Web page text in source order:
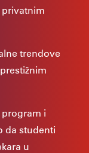
privatnim
trendove
i
da studenti
u